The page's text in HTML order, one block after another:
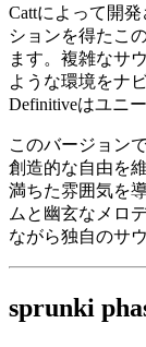
Cattによって開
ションを得たこ
ます。複雑なサ
ような環境をナ
Definitiveはユニ
このバージョン
創造的な自由を
満ちた雰囲気を
ムと幽玄なメロ
ながら独自のサ
sprunki